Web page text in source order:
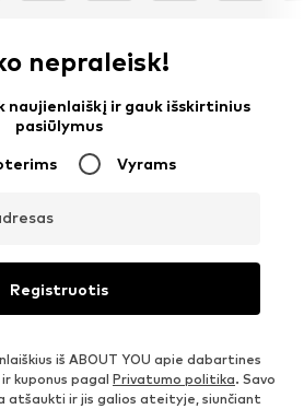
nepraleisk!
naujienlaiškį ir gauk išskirtinius
pasiūlymus
Vyrams
Registruotis
iš ABOUT YOU apie dabartines
kuponus pagal Privatumo politika. Savo
atšaukti ir jis galios ateityje, siunčiant